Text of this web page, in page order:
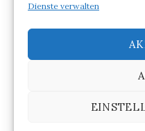
Dienste verwalten
© 2026